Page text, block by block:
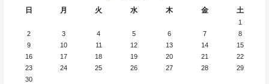
日
月 火 水 木 金 土
1
2
3 4 5 6 7
8
9
10 11 12 13 14
15
16
17 18 19 20 21
22
23
24 25 26 27 28
29
30